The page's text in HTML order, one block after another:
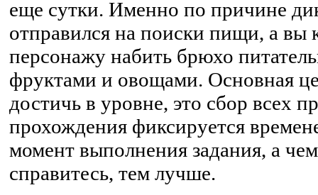
еще сутки. Именно по причине
отправился на поиски пищи, а вы
персонажу набить брюхо
фруктами и овощами. Основная
достичь в уровне, это сбор всех
прохождения фиксируется
момент выполнения задания, а
справитесь, тем лучше.